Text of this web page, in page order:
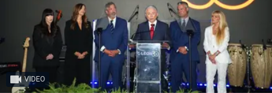
VIDEO